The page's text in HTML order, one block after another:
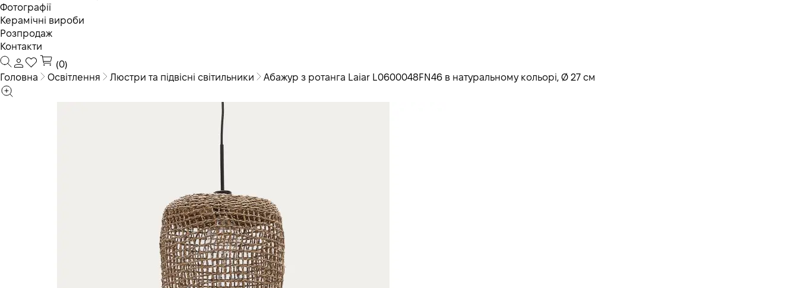
Фотографії
Керамічні вироби
Розпродаж
Контакти
(0)
Головна
Освітлення Люстри та підвісні світильники Абажур з ротанга Laiar L0600048FN46 в натуральному кольорі, Ø 27 см